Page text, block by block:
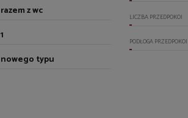
razem z wc
1
nowego typu
LICZBA PRZEDPOKOI
PODŁOGA PRZEDPOKOI